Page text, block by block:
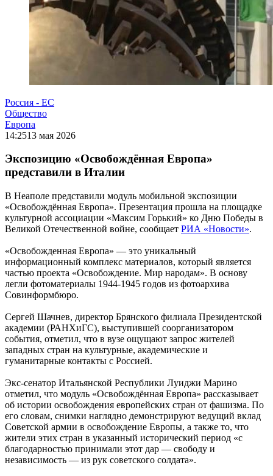
Россия - ЕС
Общество
Европа
14:2513 мая 2026
Экспозицию «Освобождённая Европа»
представили в Италии
В Неаполе представили модуль мобильной экспозиции
«Освобождённая Европа». Презентация прошла на площадке
культурной ассоциации «Максим Горький» ко Дню Победы в
Великой Отечественной войне, сообщает РИА «Новости».
«Освобожденная Европа» — это уникальный
информационный комплекс материалов, который является
частью проекта «Освобождение. Мир народам». В основу
легли фотоматериалы 1944-1945 годов из фотоархива
Совинформбюро.
Сергей Шачнев, директор Брянского филиала Президентской
академии (РАНХиГС), выступившей соорганизатором
события, отметил, что в вузе ощущают запрос жителей
западных стран на культурные, академические и
гуманитарные контакты с Россией.
Экс-сенатор Итальянской Республики Луиджи Марино
отметил, что модуль «Освобождённая Европа» рассказывает
об истории освобождения европейских стран от фашизма. По
его словам, снимки наглядно демонстрируют ведущий вклад
Советской армии в освобождение Европы, а также то, что
жители этих стран в указанный исторический период «с
благодарностью принимали этот дар — свободу и
независимость — из рук советского солдата».